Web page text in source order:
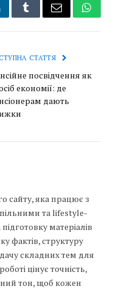
TumblrEmail
СТАТТЯ
посвідчення як
економії: де
дають
сайту, яка працює з
та lifestyle-
матеріалів
фактів, структуру
складних тем для
цінує точність,
тон, щоб кожен